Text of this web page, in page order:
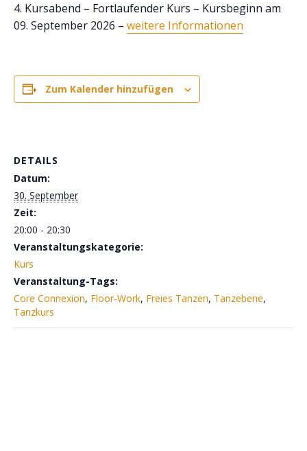
4. Kursabend – Fortlaufender Kurs – Kursbeginn am
09. September 2026 – weitere Informationen
Zum Kalender hinzufügen
DETAILS
Datum:
30. September
Zeit:
20:00 - 20:30
Veranstaltungskategorie:
Kurs
Veranstaltung-Tags:
Core Connexion, Floor-Work, Freies Tanzen, Tanzebene,
Tanzkurs